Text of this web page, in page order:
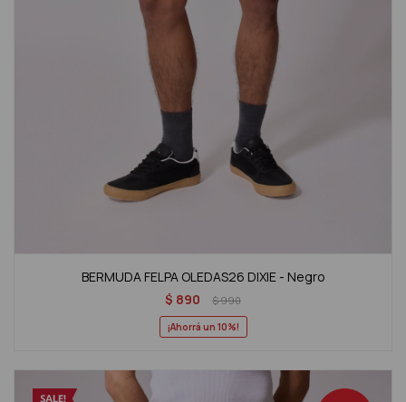
BERMUDA FELPA OLEDAS26 DIXIE - Negro
$ 890 $990
10